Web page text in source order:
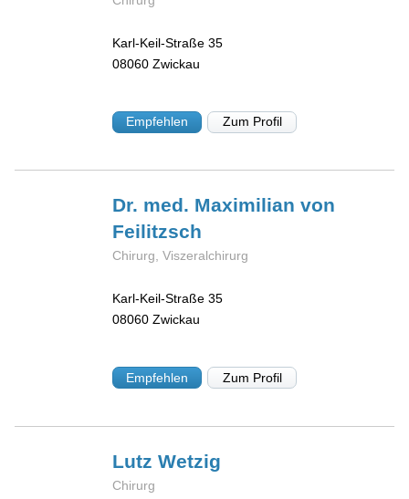
Karl-Keil-Straße 35
08060 Zwickau
Empfehlen Zum Profil
Dr. med. Maximilianvon
Feilitzsch
Chirurg, Viszeralchirurg
Karl-Keil-Straße 35
08060 Zwickau
Empfehlen Zum Profil
LutzWetzig
Chirurg